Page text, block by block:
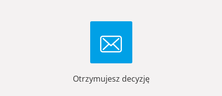
Otrzymujesz decyzję